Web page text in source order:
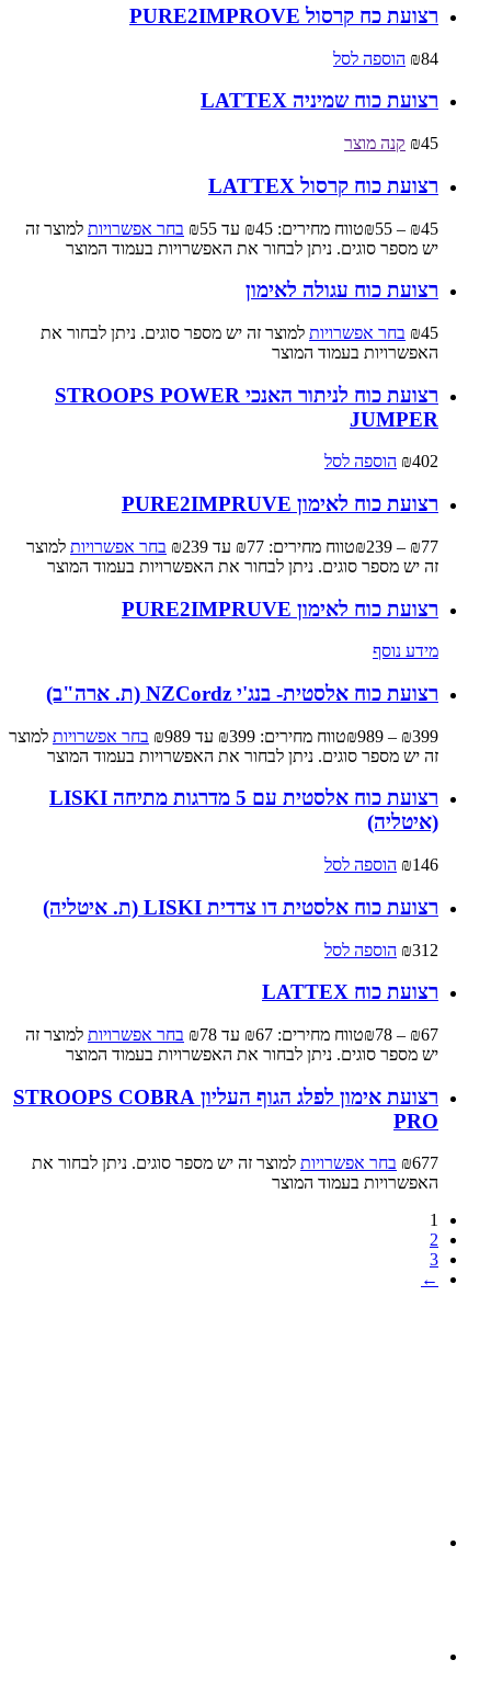
רצועת כח קרסול PURE2IMPROVE
₪84 הוספה לסל
רצועת כוח שמיניה LATTEX
₪45 קנה מוצר
רצועת כוח קרסול LATTEX
₪45
–
₪55 טווח מחירים: ⁦₪45⁩ עד ⁦₪55⁩ בחר אפשרויות למוצר זה
יש מספר סוגים. ניתן לבחור את האפשרויות בעמוד המוצר
רצועת כוח עגולה לאימון
₪45 בחר אפשרויות למוצר זה יש מספר סוגים. ניתן לבחור את
האפשרויות בעמוד המוצר
רצועת כוח לניתור האנכי STROOPS POWER
JUMPER
₪402 הוספה לסל
רצועת כוח לאימון PURE2IMPRUVE
₪77
–
₪239 טווח מחירים: ⁦₪77⁩ עד ⁦₪239⁩ בחר אפשרויות למוצר
זה יש מספר סוגים. ניתן לבחור את האפשרויות בעמוד המוצר
רצועת כוח לאימון PURE2IMPRUVE
מידע נוסף
רצועת כוח אלסטית- בנג'י NZCordz (ת. ארה"ב)
₪399
–
₪989 טווח מחירים: ⁦₪399⁩ עד ⁦₪989⁩ בחר אפשרויות למוצר
זה יש מספר סוגים. ניתן לבחור את האפשרויות בעמוד המוצר
רצועת כוח אלסטית עם 5 מדרגות מתיחה LISKI
(איטליה)
₪146 הוספה לסל
רצועת כוח אלסטית דו צדדית LISKI (ת. איטליה)
₪312 הוספה לסל
רצועת כוח LATTEX
₪67
–
₪78 טווח מחירים: ⁦₪67⁩ עד ⁦₪78⁩ בחר אפשרויות למוצר זה
יש מספר סוגים. ניתן לבחור את האפשרויות בעמוד המוצר
רצועת אימון לפלג הגוף העליון STROOPS COBRA
PRO
₪677 בחר אפשרויות למוצר זה יש מספר סוגים. ניתן לבחור את
האפשרויות בעמוד המוצר
1
2
3
←